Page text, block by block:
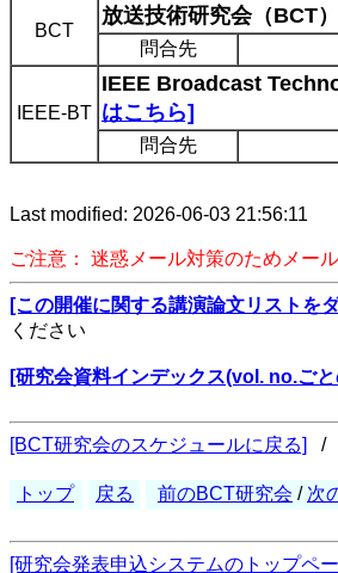
BCT
放送技術研究会（BCT）
問合先
IEEE-BT
IEEE Broadcast
はこちら]
問合先
Last modified: 2026-06-03 21:56:11
ご注意： 迷惑メール対策のためメー
[この開催に関する講演論文リストを
ください
[研究会資料インデックス(vol. no.ご
[BCT研究会のスケジュールに戻る] /
トップ 戻る 前のBCT研究会 / 次
[研究会発表申込システムのトップペ